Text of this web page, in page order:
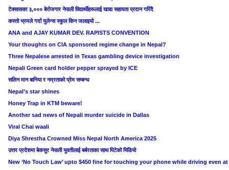
टेक्सासका ३,००० बेरोजगार नेपाली विद्यार्थीहरूलाई खाद्य सहायता प्रदान गरिंदै
कस्तो भ्रमले गर्दा युलेन्स स्कुल किन जलाइयो ...
ANA and AJAY KUMAR DEV. RAPISTS CONVENTION
Your thoughts on CIA sponsored regime change in Nepal?
Three Nepalese arrested in Texas gambling device investigation
Nepali Green card holder pepper sprayed by ICE
सलिन मान बानिया र नम्रताको प्रेम सम्बन्ध
Nepal’s star shines
Honey Trap in KTM beware!
Another sad news of Nepali murder suicide in Dallas
Viral Chai waali
Diya Shrestha Crowned Miss Nepal North America 2025
उत्तर प्रदेशमा बेकसुर नेपाली युवतीलाई बर्बरताका साथ पिटेको भिडियो
New ‘No Touch Law’ upto $450 fine for touching your phone while driving even